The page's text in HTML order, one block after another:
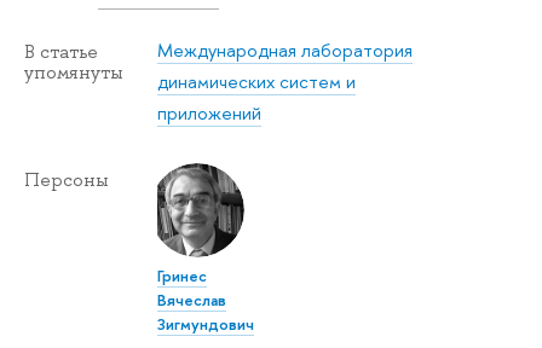
В статье
упомянуты
Международная лаборатория
динамических систем и
приложений
Персоны
Гринес
Вячеслав
Зигмундович